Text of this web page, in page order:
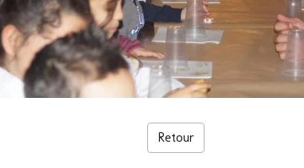
Retour